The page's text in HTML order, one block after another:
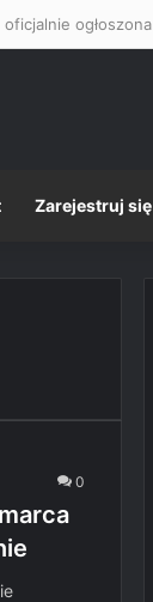
Zarejestruj się
0